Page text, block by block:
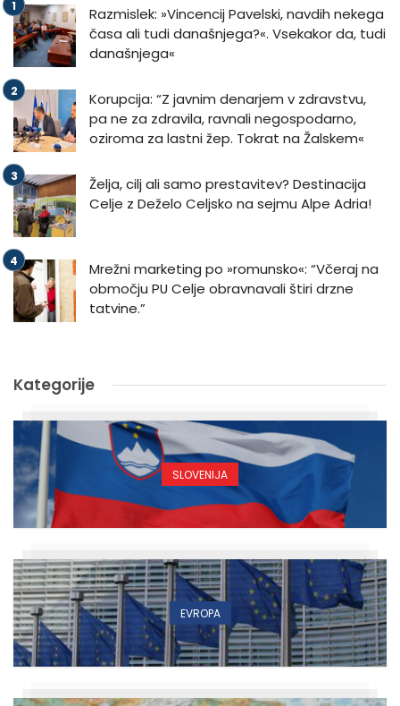
Razmislek: »Vincencij Pavelski, navdih nekega
časa ali tudi današnjega?«. Vsekakor da, tudi
današnjega«
Korupcija: “Z javnim denarjem v zdravstvu,
pa ne za zdravila, ravnali negospodarno,
oziroma za lastni žep. Tokrat na Žalskem«
Želja, cilj ali samo prestavitev? Destinacija
Celje z Deželo Celjsko na sejmu Alpe Adria!
Mrežni marketing po »romunsko«: “Včeraj na
območju PU Celje obravnavali štiri drzne
tatvine.”
Kategorije
SLOVENIJA
EVROPA